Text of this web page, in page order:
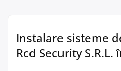
Instalare sisteme
Rcd Security S.R.L.